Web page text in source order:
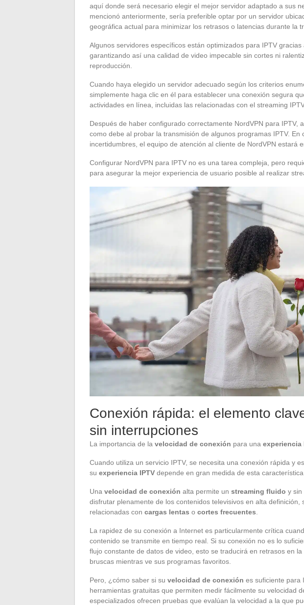
aquí donde será necesario elegir el mejor servidor adaptado a sus
mencionó anteriormente, sería preferible optar por un servidor
geográfica actual para minimizar los retrasos o latencias durante la
Algunos servidores específicos están optimizados para IPTV gracias
garantizando así una calidad de video impecable sin cortes ni
reproducción.
Cuando haya elegido un servidor adecuado según los criterios
simplemente haga clic en él para establecer una conexión segura
actividades en línea, incluidas las relacionadas con el streaming
Después de haber configurado correctamente NordVPN para IPTV,
como debe al probar la transmisión de algunos programas IPTV. En
incertidumbres, el equipo de atención al cliente de NordVPN estará
Configurar NordVPN para IPTV no es una tarea compleja, pero
para asegurar la mejor experiencia de usuario posible al realizar
Conexión rápida: el elemento
sin interrupciones
La importancia de la velocidad de conexión para una experiencia
Cuando utiliza un servicio IPTV, se necesita una conexión rápida y
su experiencia IPTV depende en gran medida de esta característica
Una velocidad de conexión alta permite un streaming fluido y sin
disfrutar plenamente de los contenidos televisivos en alta definición,
relacionadas con cargas lentas o cortes frecuentes
La rapidez de su conexión a Internet es particularmente crítica
contenido se transmite en tiempo real. Si su conexión no es lo
flujo constante de datos de video, esto se traducirá en retrasos en
bruscas mientras ve sus programas favoritos.
Pero, ¿cómo saber si su velocidad de conexión es suficiente para
herramientas gratuitas que permiten medir fácilmente su velocidad
especializados ofrecen pruebas que evalúan la velocidad a la que